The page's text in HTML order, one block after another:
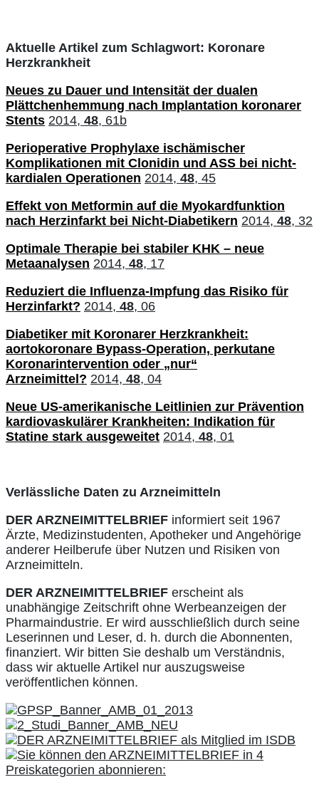
Aktuelle Artikel zum Schlagwort: Koronare
Herzkrankheit
Neues zu Dauer und Intensität der dualen
Plättchenhemmung nach Implantation koronarer
Stents 2014, 48, 61b
Perioperative Prophylaxe ischämischer
Komplikationen mit Clonidin und ASS bei nicht-
kardialen Operationen 2014, 48, 45
Effekt von Metformin auf die Myokardfunktion
nach Herzinfarkt bei Nicht-Diabetikern 2014, 48, 32
Optimale Therapie bei stabiler KHK – neue
Metaanalysen 2014, 48, 17
Reduziert die Influenza-Impfung das Risiko für
Herzinfarkt? 2014, 48, 06
Diabetiker mit Koronarer Herzkrankheit:
aortokoronare Bypass-Operation, perkutane
Koronarintervention oder „nur“
Arzneimittel? 2014, 48, 04
Neue US-amerikanische Leitlinien zur Prävention
kardiovaskulärer Krankheiten: Indikation für
Statine stark ausgeweitet 2014, 48, 01
Verlässliche Daten zu Arzneimitteln
DER ARZNEIMITTELBRIEF informiert seit 1967
Ärzte, Medizinstudenten, Apotheker und Angehörige
anderer Heilberufe über Nutzen und Risiken von
Arzneimitteln.
DER ARZNEIMITTELBRIEF erscheint als
unabhängige Zeitschrift ohne Werbeanzeigen der
Pharmaindustrie. Er wird ausschließlich durch seine
Leserinnen und Leser, d. h. durch die Abonnenten,
finanziert. Wir bitten Sie deshalb um Verständnis,
dass wir aktuelle Artikel nur auszugsweise
veröffentlichen können.